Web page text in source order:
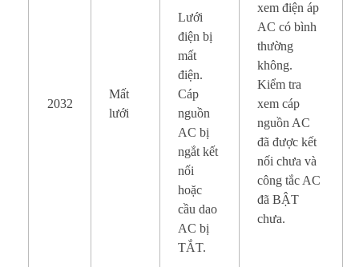
2032
Mất
lưới
Lưới
điện bị
mất
điện.
Cáp
nguồn
AC bị
ngắt kết
nối
hoặc
cầu dao
AC bị
TẮT.
xem điện áp
AC có bình
thường
không.
Kiểm tra
xem cáp
nguồn AC
đã được kết
nối chưa và
công tắc AC
đã BẬT
chưa.